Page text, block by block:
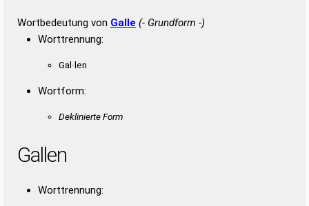
Wortbedeutung von Galle (- Grundform -)
Worttrennung:
Gal·len
Wortform:
Deklinierte Form
Gallen
Worttrennung: